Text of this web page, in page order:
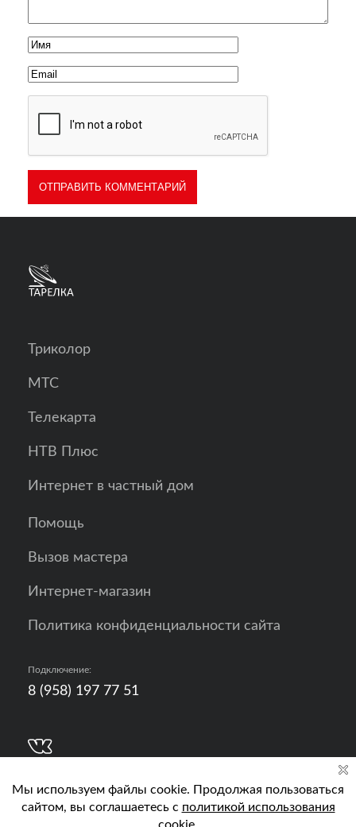
Триколор
МТС
Телекарта
НТВ Плюс
Интернет в частный дом
Помощь
Вызов мастера
Интернет-магазин
Политика конфиденциальности сайта
Подключение:
8 (958) 197 77 51
Кислород